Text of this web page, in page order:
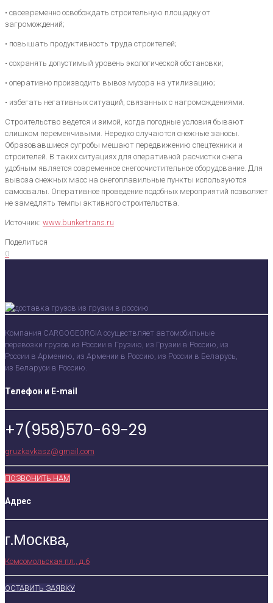
• своевременно освобождать строительную площадку от
загромождений;
• повышать продуктивность труда строителей;
• сохранять допустимый уровень экологической обстановки;
• оперативно производить вывоз мусора на утилизацию;
• избегать негативных ситуаций, связанных с нагромождениями.
Строительство ведется и зимой, когда погодные условия бывают
слишком переменчивыми. Нередко случаются снежные заносы.
Образовавшиеся сугробы мешают передвижению спецтехники и
строителей. В таких ситуациях для оперативной расчистки снега
удобным является современное снегоочистительное оборудование. Для
вывоза снежных масс на снегоплавильные пункты используются
самосвалы. Оперативное проведение подобных мероприятий позволяет
не замедлять темпы активного строительства.
Источник: www.bunkertrans.ru
Поделиться
0
Компания CARGOGEORGIA осуществляет автомобильные
перевозки грузов из России в Грузию, из Грузии в Россию, из
России в Армению, из Армении в Россию, из России в Беларусь,
из Беларуси в Россию.
Телефон и E-mail
+7(958)570-69-29
gruzkavkasz@gmail.com
ПОЗВОНИТЬ НАМ
Адрес
г.Москва,
Комсомольская пл., д.6
ОСТАВИТЬ ЗАЯВКУ